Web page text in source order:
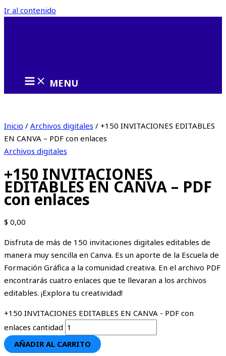
Ir al contenido
MENU
Inicio / Archivos digitales / +150 INVITACIONES EDITABLES
EN CANVA – PDF con enlaces
Archivos digitales
+150 INVITACIONES
EDITABLES EN CANVA – PDF
con enlaces
$ 0,00
Disfruta de más de 150 invitaciones digitales editables de
manera muy sencilla en Canva. Es un aporte de la Escuela de
Formación Gráfica a la comunidad creativa. En el archivo PDF
encontrarás cuatro enlaces que te llevaran a los archivos
editables. ¡Explora tu creatividad!
+150 INVITACIONES EDITABLES EN CANVA - PDF con
enlaces cantidad
AÑADIR AL CARRITO